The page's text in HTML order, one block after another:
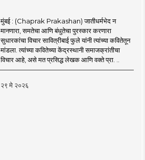
मुंबई : (Chaprak Prakashan) जातीधर्मभेद न
मानणारा, समतेचा आणि बंधुतेचा पुरस्कार करणारा
सुधारकांचा विचार सावित्रीबाई फुले यांनी त्यांच्या कवितेतून
मांडला. त्यांच्या कवितेच्या केंद्रस्थानी समाजक्रांतीचा
विचार आहे, असे मत प्रसिद्ध लेखक आणि वक्ते प्रा. ..
२९ मे २०२६